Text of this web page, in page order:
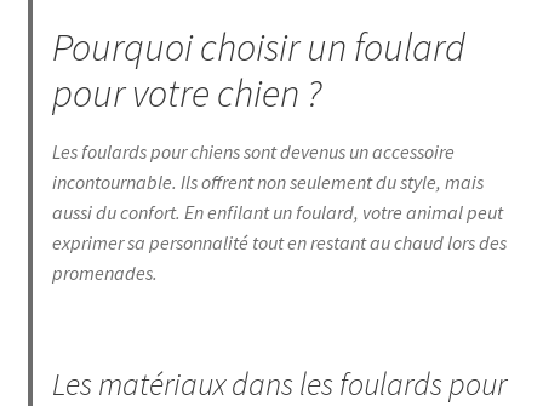
Pourquoi choisir un foulard
pour votre chien ?
Les foulards pour chiens sont devenus un accessoire
incontournable. Ils offrent non seulement du style, mais
aussi du confort. En enfilant un foulard, votre animal peut
exprimer sa personnalité tout en restant au chaud lors des
promenades.
Les matériaux dans les foulards pour